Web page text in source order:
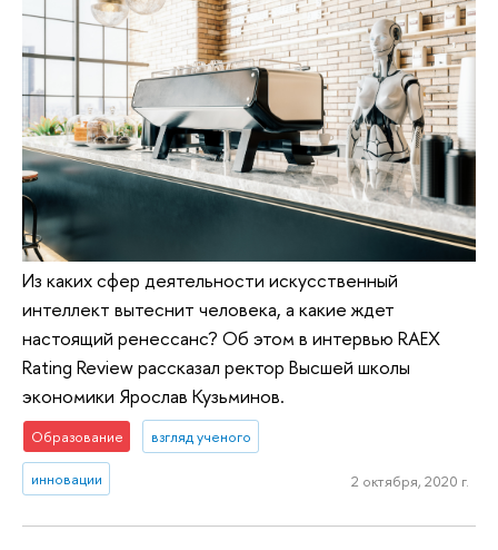
Из каких сфер деятельности искусственный
интеллект вытеснит человека, а какие ждет
настоящий ренессанс? Об этом в интервью RAEX
Rating Review рассказал ректор Высшей школы
экономики Ярослав Кузьминов.
Образование взгляд ученого
инновации 2 октября, 2020 г.